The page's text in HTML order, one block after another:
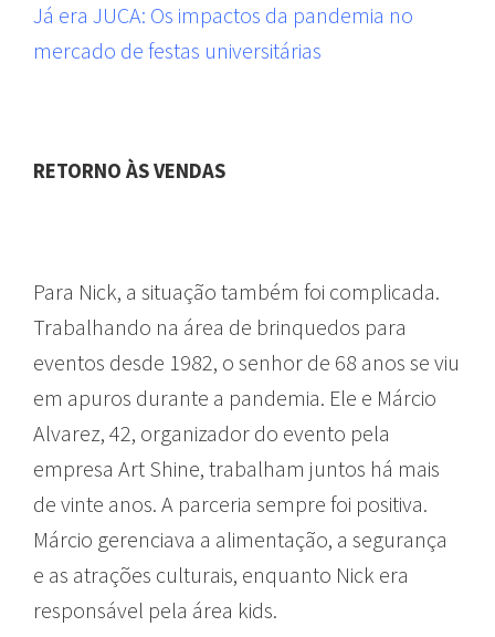
Já era JUCA: Os impactos da pandemia no
mercado de festas universitárias
RETORNO ÀS VENDAS
Para Nick, a situação também foi complicada.
Trabalhando na área de brinquedos para
eventos desde 1982, o senhor de 68 anos se viu
em apuros durante a pandemia. Ele e Márcio
Alvarez, 42, organizador do evento pela
empresa Art Shine, trabalham juntos há mais
de vinte anos. A parceria sempre foi positiva.
Márcio gerenciava a alimentação, a segurança
e as atrações culturais, enquanto Nick era
responsável pela área kids.